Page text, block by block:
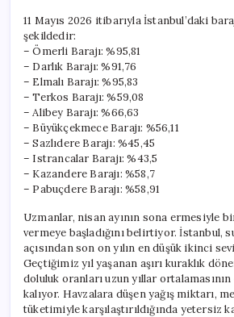
11 Mayıs 2026 itibarıyla İstanbul’daki
şekildedir:
– Ömerli Barajı: %95,81
– Darlık Barajı: %91,76
– Elmalı Barajı: %95,83
– Terkos Barajı: %59,08
– Alibey Barajı: %66,63
– Büyükçekmece Barajı: %56,11
– Sazlıdere Barajı: %45,45
– Istrancalar Barajı: %43,5
– Kazandere Barajı: %58,7
– Pabuçdere Barajı: %58,91
Uzmanlar, nisan ayının sona ermesiyle
vermeye başladığını belirtiyor. İstanbul,
açısından son on yılın en düşük ikinci
Geçtiğimiz yıl yaşanan aşırı kuraklık
doluluk oranları uzun yıllar
kalıyor. Havzalara düşen yağış miktarı,
tüketimiyle karşılaştırıldığında yetersiz